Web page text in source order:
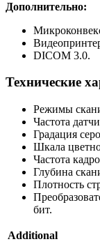
Дополнительно:
DICOM 3.0.
Технические
Режимы
Частота
Градация
Шкала
Частота
Глубина
Плотность
бит.
Additional